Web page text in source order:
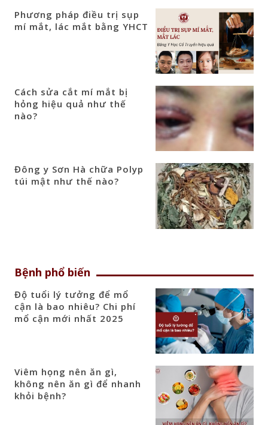
Phương pháp điều trị sụp
mí mắt, lác mắt bằng YHCT
Cách sửa cắt mí mắt bị
hỏng hiệu quả như thế
nào?
Đông y Sơn Hà chữa Polyp
túi mật như thế nào?
Bệnh phổ biến
Độ tuổi lý tưởng để mổ
cận là bao nhiêu? Chi phí
mổ cận mới nhất 2025
Viêm họng nên ăn gì,
không nên ăn gì để nhanh
khỏi bệnh?